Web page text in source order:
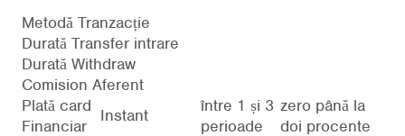
Metodă Tranzacție
Durată Transfer intrare
Durată Withdraw
Comision Aferent
Plată card
Financiar
Instant
între 1 și 3
perioade
zero până la
doi procente